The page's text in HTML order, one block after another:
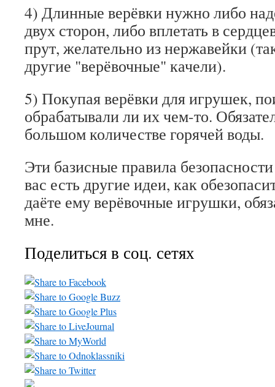
4) Длинные верёвки нужно либо
двух сторон, либо вплетать в
прут, желательно из нержавейки
другие "верёвочные" качели).
5) Покупая верёвки для игрушек,
обрабатывали ли их чем-то.
большом количестве горячей воды.
Эти базисные правила
вас есть другие идеи, как
даёте ему верёвочные игрушки,
мне.
Поделиться в соц. сетях